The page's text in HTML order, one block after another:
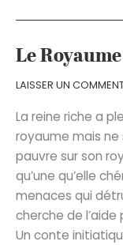
l’ours
Le
LAISSER UN
La reine riche a
royaume mais ne
pauvre sur son
qu’une qu’elle
menaces qui
cherche de
Un conte